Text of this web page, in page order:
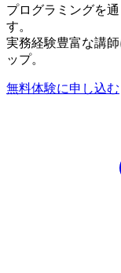
プログラミングを
す。
実務経験豊富な講
ップ。
無料体験に申し込む